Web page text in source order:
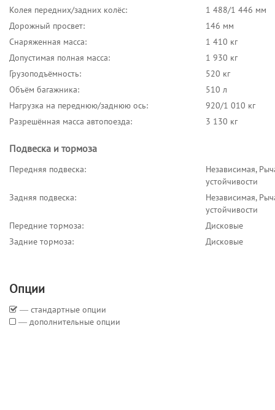
Колея передних/задних колёс:
1 488/1 446 мм
Дорожный просвет:
146 мм
Снаряженная масса:
1 410 кг
Допустимая полная масса:
1 930 кг
Грузоподъёмность:
520 кг
Объём багажника:
510 л
Нагрузка на переднюю/заднюю ось:
920/1 010 кг
Разрешённая масса автопоезда:
3 130 кг
Подвеска и тормоза
Передняя подвеска:
Независимая,
устойчивости
Задняя подвеска:
Независимая,
устойчивости
Передние тормоза:
Дисковые
Задние тормоза:
Дисковые
Опции
― стандартные опции
― дополнительные опции